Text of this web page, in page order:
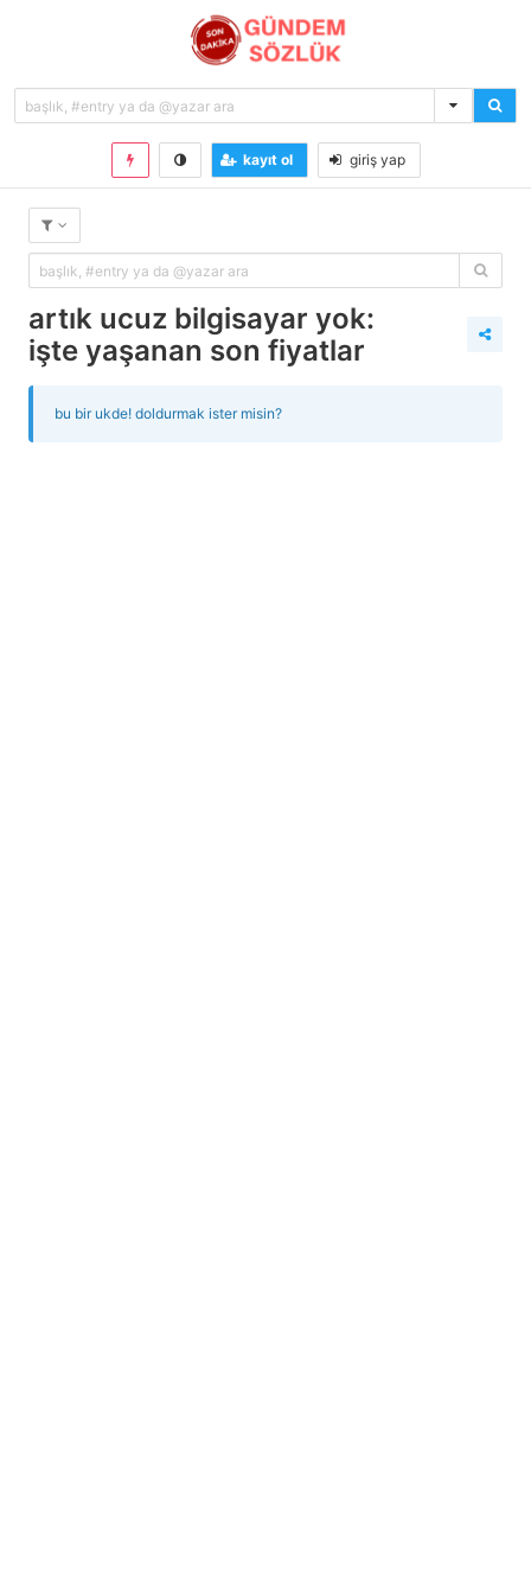
kayıt ol giriş yap
artık ucuz bilgisayar yok:
i̇şte yaşanan son fiyatlar
bu bir ukde! doldurmak ister misin?